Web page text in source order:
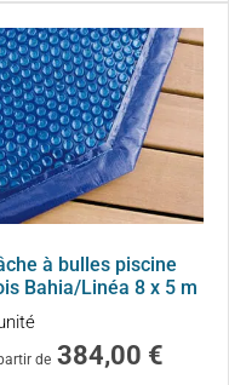
à bulles piscine
Bahia/Linéa 8 x 5 m
de 384,00 €